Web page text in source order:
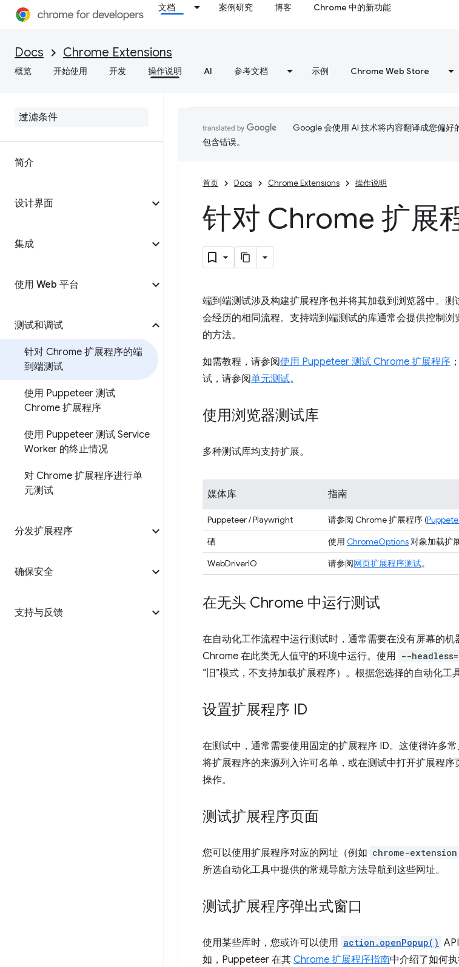
文档 案例研究 博客 Chrome 中的新功能
Docs Chrome Extensions
概览 开始使用 开发 操作说明 AI 参考文档 示例 Chrome Web Store
简介
设计界面
集成
使用 Web 平台
测试和调试
针对 Chrome 扩展程序的端
到端测试
使用 Puppeteer 测试
Chrome 扩展程序
使用 Puppeteer 测试 Service
Worker 的终止情况
对 Chrome 扩展程序进行单
元测试
分发扩展程序
确保安全
支持与反馈
Google 会使用 AI 技术将内容翻译成您偏好
包含错误。
首页 Docs Chrome Extensions 操作说明
针对 Chrome 扩展
端到端测试涉及构建扩展程序包并将其加载到浏览器中。
会经历的相同流程。支持端到端测试的库通常会提供控制
的方法。
如需教程，请参阅使用 Puppeteer 测试 Chrome 扩展程序
试，请参阅单元测试。
使用浏览器测试库
多种测试库均支持扩展。
媒体库 指南
Puppeteer / Playwright 请参阅 Chrome 扩展程序 (
硒
使用 ChromeOptions对象加载扩
WebDriverIO
请参阅网页扩展程序测试。
在无头 Chrome 中运行测试
在自动化工作流程中运行测试时，通常需要在没有屏幕的
Chrome 在此类无人值守的环境中运行。使用 --
“旧”模式，不支持加载扩展程序）。根据您选择的自动化工
设置扩展程序 ID
在测试中，通常需要使用固定的扩展程序 ID。这使得许多
将扩展程序的来源列入许可名单，或在测试中打开扩展程序
操作。
测试扩展程序页面
您可以使用扩展程序对应的网址（例如 chrome-
所选自动化工具中提供的常规导航方法导航到这些网址。
测试扩展程序弹出式窗口
使用某些库时，您或许可以使用 action.openPopup()
如，Puppeteer 在其 Chrome 扩展程序指南中介绍了如何执